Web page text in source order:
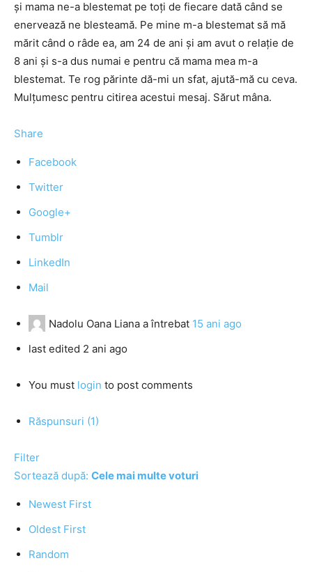
şi mama ne-a blestemat pe toţi de fiecare dată când se
enervează ne blesteamă. Pe mine m-a blestemat să mă
mărit când o râde ea, am 24 de ani şi am avut o relaţie de
8 ani şi s-a dus numai e pentru că mama mea m-a
blestemat. Te rog părinte dă-mi un sfat, ajută-mă cu ceva.
Mulţumesc pentru citirea acestui mesaj. Sărut mâna.
Share
Facebook
Twitter
Google+
Tumblr
LinkedIn
Mail
Nadolu Oana Liana a întrebat 15 ani ago
last edited 2 ani ago
You must login to post comments
Răspunsuri (1)
Filter
Sortează după: Cele mai multe voturi
Newest First
Oldest First
Random